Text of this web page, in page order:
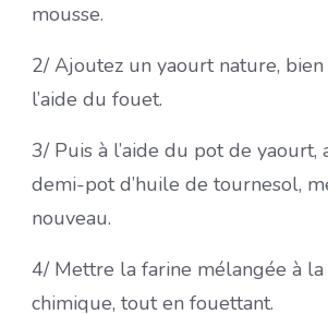
mousse.
2/ Ajoutez un yaourt nature, bien
l’aide du fouet.
3/ Puis à l’aide du pot de yaourt,
demi-pot d’huile de tournesol,
nouveau.
4/ Mettre la farine mélangée à
chimique, tout en fouettant.